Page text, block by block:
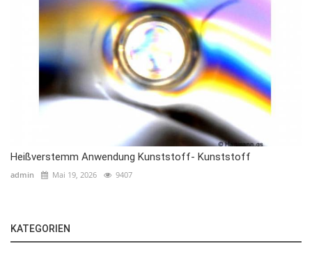
Heißverstemm Anwendung Kunststoff- Kunststoff
admin Mai 19, 2026 9407
KATEGORIEN